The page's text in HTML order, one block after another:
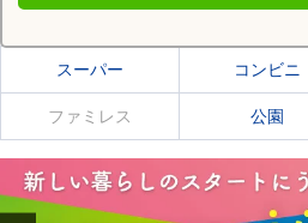
富良野市の施設一覧
スーパー コンビニ
ファミレス 公園